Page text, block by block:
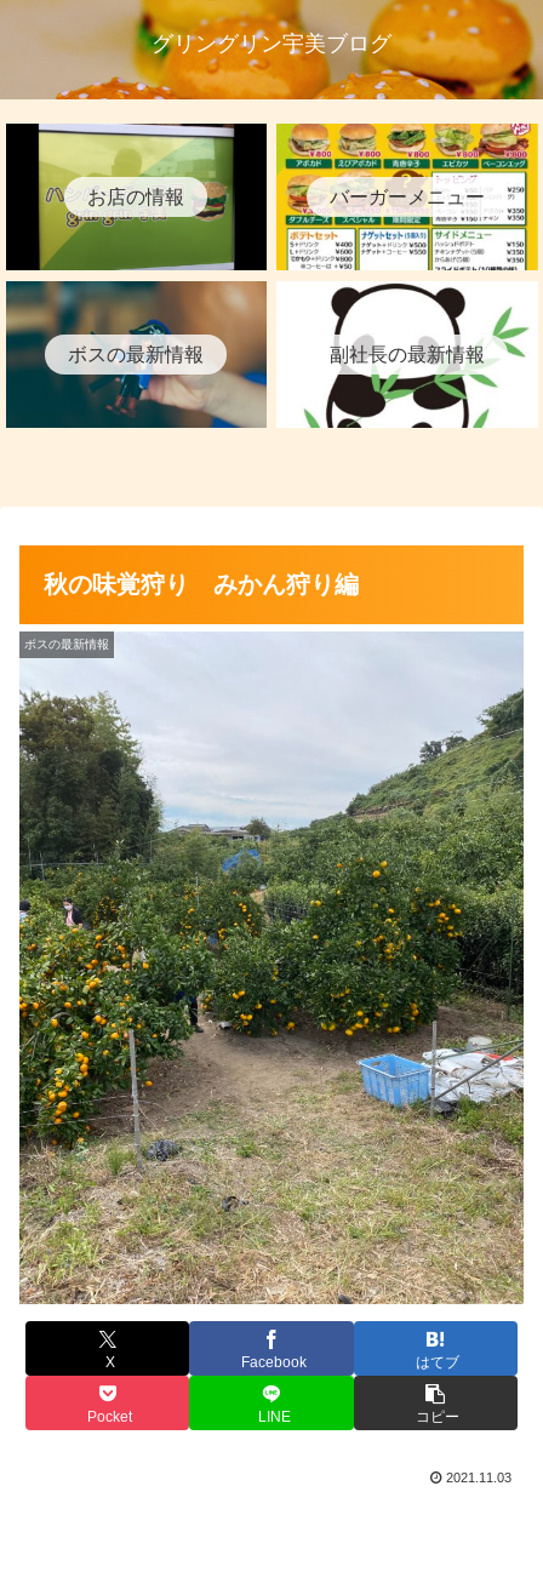
グリングリン宇美ブログ
お店の情報 バーガーメニュー
ボスの最新情報 副社長の最新情報
秋の味覚狩り みかん狩り編
ボスの最新情報
X Facebook はてブ
Pocket LINE コピー
2021.11.03